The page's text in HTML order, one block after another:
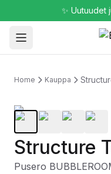
✨ Uutuudet
Home Kauppa
Structure
Pusero